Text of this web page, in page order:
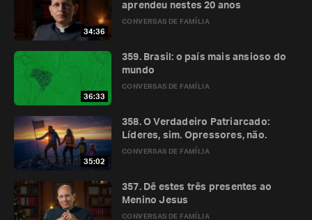
34:36
CONVERSAS DE FAMÍLIA
aprendeu nestes 20 anos
36:33
CONVERSAS DE FAMÍLIA
359. Brasil: o país mais ansioso do
mundo
35:02
CONVERSAS DE FAMÍLIA
358. O Verdadeiro Patriarcado:
Líderes, sim. Opressores, não.
CONVERSAS DE FAMÍLIA
357. Dê estes três presentes ao
Menino Jesus